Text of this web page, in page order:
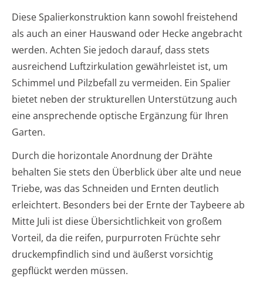
Diese Spalierkonstruktion kann sowohl freistehend
als auch an einer Hauswand oder Hecke angebracht
werden. Achten Sie jedoch darauf, dass stets
ausreichend Luftzirkulation gewährleistet ist, um
Schimmel und Pilzbefall zu vermeiden. Ein Spalier
bietet neben der strukturellen Unterstützung auch
eine ansprechende optische Ergänzung für Ihren
Garten.
Durch die horizontale Anordnung der Drähte
behalten Sie stets den Überblick über alte und neue
Triebe, was das Schneiden und Ernten deutlich
erleichtert. Besonders bei der Ernte der Taybeere ab
Mitte Juli ist diese Übersichtlichkeit von großem
Vorteil, da die reifen, purpurroten Früchte sehr
druckempfindlich sind und äußerst vorsichtig
gepflückt werden müssen.